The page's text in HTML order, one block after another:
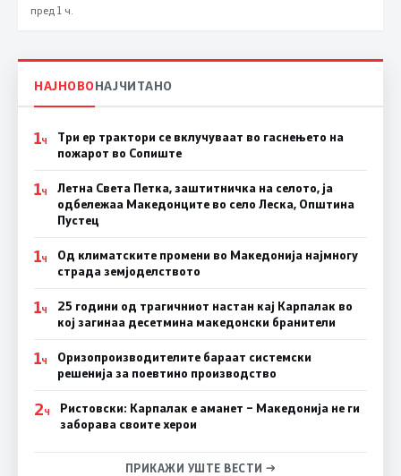
пред 1 ч.
НАЈНОВОНАЈЧИТАНО
1Ч
Три ер трактори се вклучуваат во гаснењето на
пожарот во Сопиште
1Ч
Летна Света Петка, заштитничка на селото, ја
одбележаа Македонците во село Леска, Општина
Пустец
1Ч
Од климатските промени во Македонија најмногу
страда земјоделството
1Ч
25 години од трагичниот настан кај Карпалак во
кој загинаа десетмина македонски бранители
1Ч
Оризопроизводителите бараат системски
решенија за поевтино производство
2Ч
Ристовски: Карпалак е аманет – Македонија не ги
заборава своите херои
ПРИКАЖИ УШТЕ ВЕСТИ →